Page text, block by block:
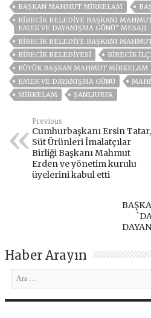
BAŞKAN MAHMUT MIRKELAM
BİRECİK BELEDİYE BAŞKANI
EMEK VE DAYANIŞMA GÜNÜ” MESAJI
BIRECIK BELEDIYE BAŞKANI
BIRECIK BELEDIYESI
BİRECİK
BÜYÜK BAŞKAN MAHMUT MIRKELAM
EMEK VE DAYANIŞMA GÜNÜ
MIRKELAM
ŞANLIURFA
Previous
Cumhurbaşkanı Ersin Tatar,
Süt Ürünleri İmalatçılar
Birliği Başkanı Mahmut
Erden ve yönetim kurulu
üyelerini kabul etti
Haber Arayın